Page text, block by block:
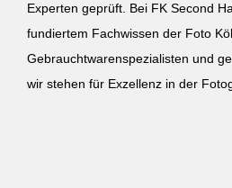
Experten geprüft. Bei FK Second
fundiertem Fachwissen der Foto
Gebrauchtwarenspezialisten und
wir stehen für Exzellenz in der